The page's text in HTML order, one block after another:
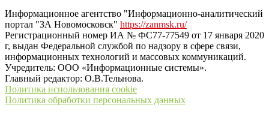
Информационное агентство "Информационно-аналитический
портал "ЗА Новомосковск" https://zanmsk.ru/
Регистрационный номер ИА № ФС77-77549 от 17 января 2020
г, выдан Федеральной службой по надзору в сфере связи,
информационных технологий и массовых коммуникаций.
Учредитель: ООО «Информационные системы».
Главный редактор: О.В.Тельнова.
Политика использования cookie
Политика обработки персональных данных